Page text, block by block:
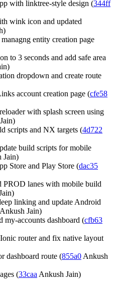
with linktree-style design (344ff
wink icon and updated
entity creation page
to 3 seconds and add safe area
dropdown and create route
account creation page (cfe58
with splash screen using
scripts and NX targets (4d722
build scripts for mobile
Jain)
Store and Play Store (dac35
PROD lanes with mobile build
linking and update Android
Ankush Jain)
my-accounts dashboard (cfb63
router and fix native layout
dashboard route (855a0 Ankush
(33caa Ankush Jain)